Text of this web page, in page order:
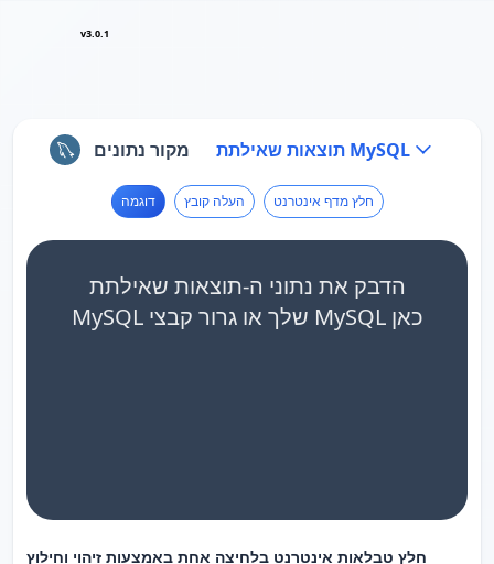
v3.0.1
מקור נתונים תוצאות שאילתת MySQL
דוגמה העלה קובץ חלץ מדף אינטרנט
הדבק את נתוני ה-תוצאות שאילתת
MySQL שלך או גרור קבצי MySQL כאן
חלץ טבלאות אינטרנט בלחיצה אחת באמצעות זיהוי וחילוץ